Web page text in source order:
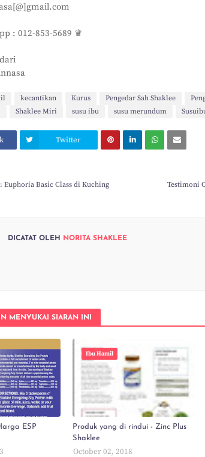
: 012-853-5689 ♛
kecantikan Kurus Pengedar Sah Shaklee
Shaklee Miri susu ibu susu merundum
Twitter
Testimoni
Euphoria Basic Class di Kuching
DICATAT OLEH NORITA SHAKLEE
MENYUKAI SIARAN INI
ESP
Ibu Hamil
Produk yang di rindui - Zinc Plus
Shaklee
October 02, 2018